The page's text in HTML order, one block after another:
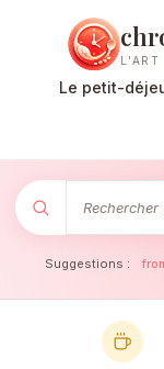
L'ART
Le petit-
Suggestions :